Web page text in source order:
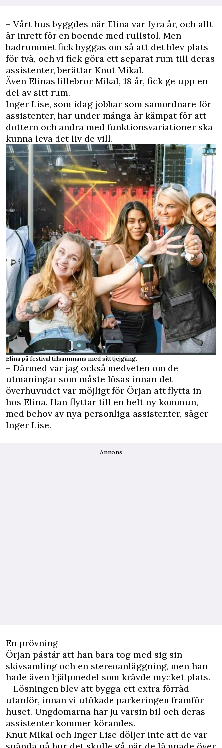
– Vårt hus byggdes när Elina var fyra år, och allt
är inrett för en boende med rullstol. Men
badrummet fick byggas om så att det blev plats
för två, och vi fick göra ett separat rum till deras
assistenter, berättar Knut Mikal.
Även Elinas lillebror Mikal, 18 år, fick ge upp en
del av sitt rum.
Inger Lise, som idag jobbar som samordnare för
assistenter, har under många år kämpat för att
dottern och andra med funktionsvariationer ska
kunna leva det liv de vill.
Elina på festival tillsammans med sitt tjejgäng.
– Därmed var jag också medveten om de
utmaningar som måste lösas innan det
överhuvudet var möjligt för Örjan att flytta in
hos Elina. Han flyttar till en helt ny kommun,
med behov av nya personliga assistenter, säger
Inger Lise.
Annons
En prövning
Örjan påstår att han bara tog med sig sin
skivsamling och en stereoanläggning, men han
hade även hjälpmedel som krävde mycket plats.
– Lösningen blev att bygga ett extra förråd
utanför, innan vi utökade parkeringen framför
huset. Ungdomarna har ju varsin bil och deras
assistenter kommer körandes.
Knut Mikal och Inger Lise döljer inte att de var